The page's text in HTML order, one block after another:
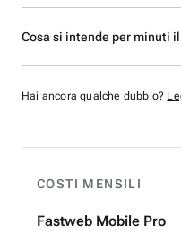
COSTI MENSILI
Fastweb Mobile Pro
Cosa si intende per minuti
Hai ancora qualche dubbio?